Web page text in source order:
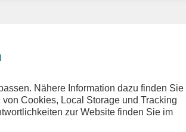
Teilen
Nähere Information dazu finden Sie
Cookies, Local Storage und Tracking
zur Website finden Sie im